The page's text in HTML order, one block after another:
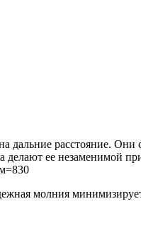
дальние расстояние. Они
ее незаменимой
молния